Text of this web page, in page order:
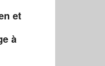
et
à